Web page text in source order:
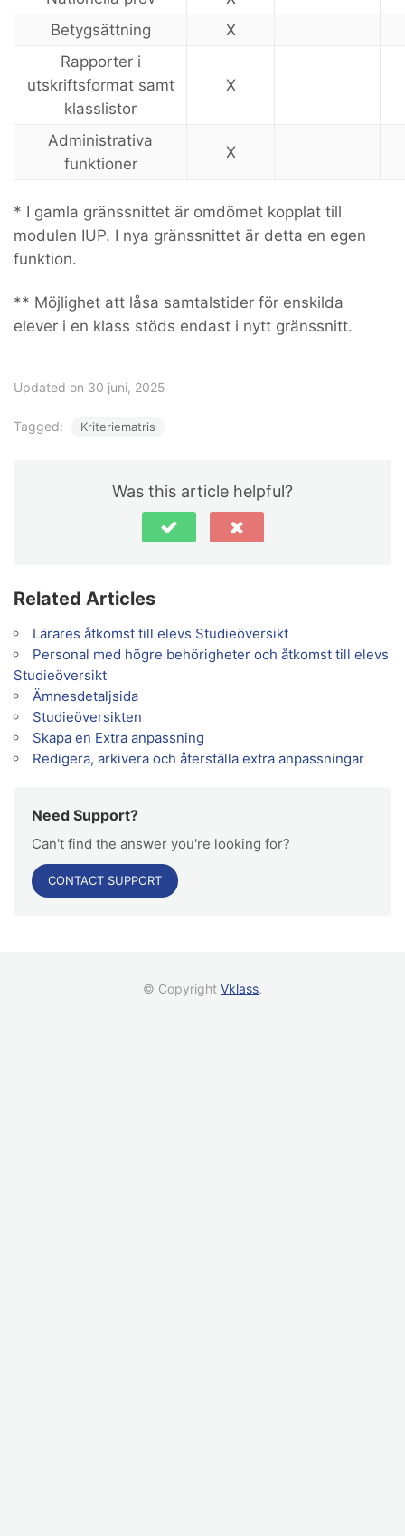
Betygsättning
X
Rapporter i
utskriftsformat samt
klasslistor
X
Administrativa
funktioner
X
* I gamla gränssnittet är omdömet kopplat till
modulen IUP. I nya gränssnittet är detta en egen
funktion.
** Möjlighet att låsa samtalstider för enskilda
elever i en klass stöds endast i nytt gränssnitt.
Updated on 30 juni, 2025
Tagged: Kriteriematris
Was this article helpful?
Related Articles
Lärares åtkomst till elevs Studieöversikt
Personal med högre behörigheter och åtkomst till elevs
Studieöversikt
Ämnesdetaljsida
Studieöversikten
Skapa en Extra anpassning
Redigera, arkivera och återställa extra anpassningar
Need Support?
Can't find the answer you're looking for?
CONTACT SUPPORT
© Copyright Vklass.